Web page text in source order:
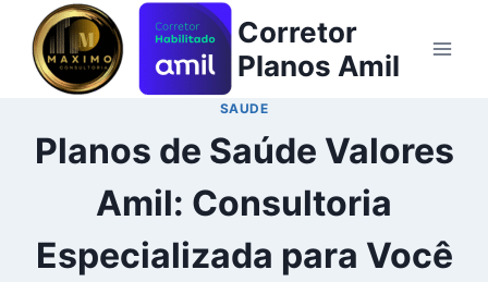
Corretor
Planos Amil
SAUDE
Planos de Saúde Valores
Amil: Consultoria
Especializada para Você